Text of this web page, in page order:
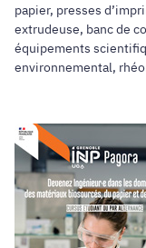
papier, presses
extrudeuse, banc de
équipements
environnemental,